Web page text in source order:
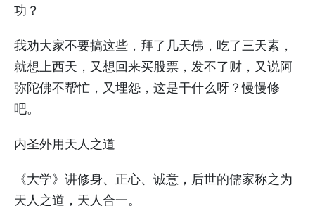
功？
我劝大家不要搞这些，拜了几天佛，吃了三天素，
就想上西天，又想回来买股票，发不了财，又说阿
弥陀佛不帮忙，又埋怨，这是干什么呀？慢慢修
吧。
内圣外用天人之道
《大学》讲修身、正心、诚意，后世的儒家称之为
天人之道，天人合一。